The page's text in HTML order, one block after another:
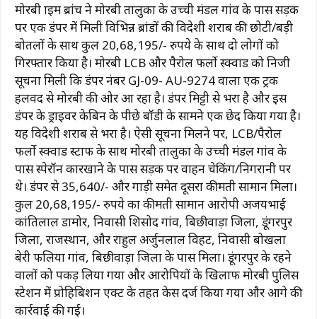
मोरबी क्राइम ब्रांच ने मोरबी तालुका के उच्ची मंडल गांव के पास सड़क
पर एक डंपर में मिली विभिन्न ब्रांडों की विदेशी शराब की छोटी/बड़ी
बोतलों के साथ कुल 20,68,195/- रुपये के साथ दो लोगों को
गिरफ्तार किया है। मोरबी LCB और पैरोल फर्लो स्क्वाड को निजी
सूचना मिली कि डंपर नंबर GJ-09- AU-9274 वाला एक ट्रक
हलवद से मोरबी की ओर आ रहा है। डंपर मिट्टी से भरा है और इस
डंपर के ड्राइवर केबिन के पीछे बॉडी के सामने एक छेद किया गया है।
यह विदेशी शराब से भरा है। ऐसी सूचना मिलने पर, LCB/पैरोल
फर्लो स्क्वाड स्टाफ के साथ मोरबी तालुका के उच्ची मंडल गांव के
पास स्पेरॉन कारखाने के पास सड़क पर वाहन चेकिंग/निगरानी पर
थे। डंपर से 35,640/- और गाड़ी समेत दूसरा कीमती सामान मिला।
कुल 20,68,195/- रुपये का कीमती सामान आरोपी अजयभाई
कांतिलाल डामोर, निवासी शिसोद गांव, बिछीवाड़ा जिला, डूंगरपुर
जिला, राजस्थान, और राहुल अर्जुनलाल विहट, निवासी बोखला
बेरी फलिया गांव, बिछीवाड़ा जिला के पास मिला। डूंगरपुर के रहने
वालों को पकड़ लिया गया और आरोपियों के खिलाफ मोरबी पुलिस
स्टेशन में प्रोहिबिशन एक्ट के तहत केस दर्ज किया गया और आगे की
कार्रवाई की गई।